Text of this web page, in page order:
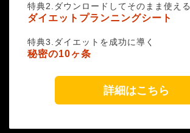
特典2.ダウンロードしてそのまま使える
ダイエットプランニングシート
特典3.ダイエットを成功に導く
秘密の10ヶ条
詳細はこちら